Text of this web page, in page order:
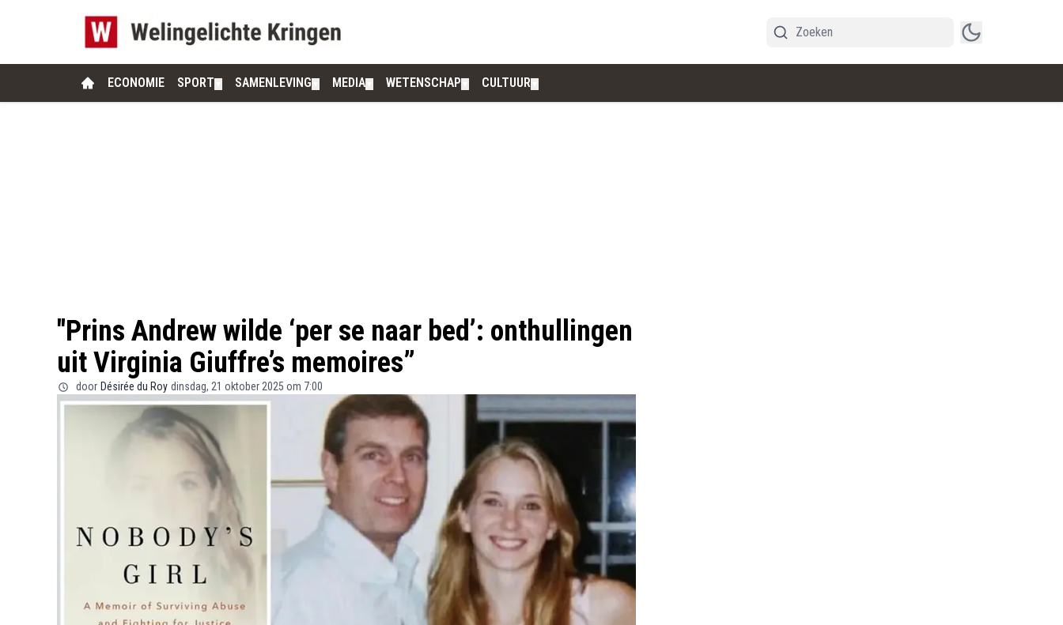
ECONOMIE SPORT SAMENLEVING MEDIA WETENSCHAP CULTUUR
"Prins Andrew wilde ‘per se naar bed’: onthullingen
uit Virginia Giuffre’s memoires”
door Désirée du Roy dinsdag, 21 oktober 2025 om 7:00